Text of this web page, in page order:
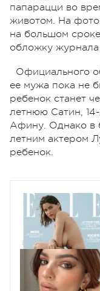
папарацци во
животом. На фото
на большом
обложку журнала
Официального
ее мужа пока не
ребенок станет
летнюю Сатин,
Афину. Однако в
летним актером
ребенок.